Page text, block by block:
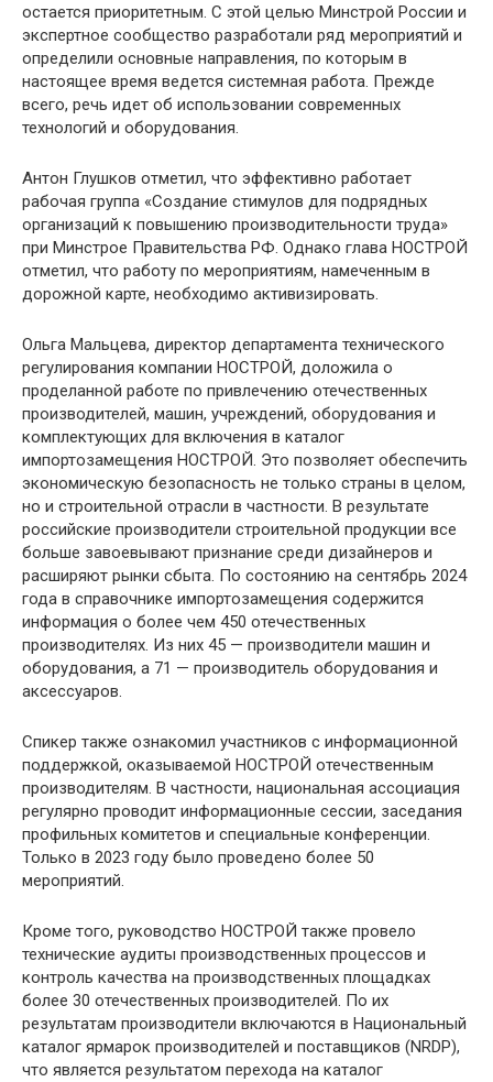
остается приоритетным. С этой целью Минстрой России и
экспертное сообщество разработали ряд мероприятий и
определили основные направления, по которым в
настоящее время ведется системная работа. Прежде
всего, речь идет об использовании современных
технологий и оборудования.
Антон Глушков отметил, что эффективно работает
рабочая группа «Создание стимулов для подрядных
организаций к повышению производительности труда»
при Минстрое Правительства РФ. Однако глава НОСТРОЙ
отметил, что работу по мероприятиям, намеченным в
дорожной карте, необходимо активизировать.
Ольга Мальцева, директор департамента технического
регулирования компании НОСТРОЙ, доложила о
проделанной работе по привлечению отечественных
производителей, машин, учреждений, оборудования и
комплектующих для включения в каталог
импортозамещения НОСТРОЙ. Это позволяет обеспечить
экономическую безопасность не только страны в целом,
но и строительной отрасли в частности. В результате
российские производители строительной продукции все
больше завоевывают признание среди дизайнеров и
расширяют рынки сбыта. По состоянию на сентябрь 2024
года в справочнике импортозамещения содержится
информация о более чем 450 отечественных
производителях. Из них 45 — производители машин и
оборудования, а 71 — производитель оборудования и
аксессуаров.
Спикер также ознакомил участников с информационной
поддержкой, оказываемой НОСТРОЙ отечественным
производителям. В частности, национальная ассоциация
регулярно проводит информационные сессии, заседания
профильных комитетов и специальные конференции.
Только в 2023 году было проведено более 50
мероприятий.
Кроме того, руководство НОСТРОЙ также провело
технические аудиты производственных процессов и
контроль качества на производственных площадках
более 30 отечественных производителей. По их
результатам производители включаются в Национальный
каталог ярмарок производителей и поставщиков (NRDP),
что является результатом перехода на каталог